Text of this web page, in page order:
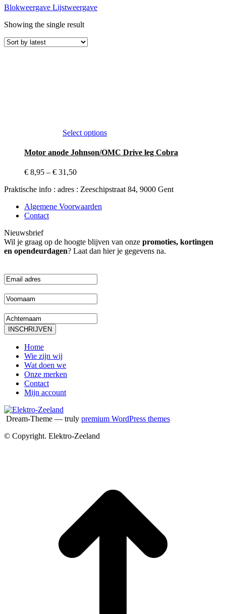
Blokweergave Lijstweergave
Showing the single result
Select optionsThis
has
options
may
product
page
Motor anode Johnson/OMC Drive leg Cobra
€ 8,95 – € 31,50
Praktische info : adres : Zeeschipstraat 84, 9000 Gent
Algemene Voorwaarden
Contact
Nieuwsbrief
Wil je graag op de hoogte blijven van onze promoties, kortingen
en opendeurdagen? Laat dan hier je gegevens na.
Home
Wie zijn wij
Wat doen we
Onze merken
Contact
Mijn account
Dream-Theme — truly premium WordPress themes
© Copyright. Elektro-Zeeland